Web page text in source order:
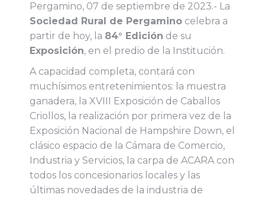
Pergamino, 07 de septiembre de 2023.- La
Sociedad Rural de Pergamino celebra a
partir de hoy, la 84° Edición de su
Exposición, en el predio de la Institución.
A capacidad completa, contará con
muchísimos entretenimientos: la muestra
ganadera, la XVIII Exposición de Caballos
Criollos, la realización por primera vez de la
Exposición Nacional de Hampshire Down, el
clásico espacio de la Cámara de Comercio,
Industria y Servicios, la carpa de ACARA con
todos los concesionarios locales y las
últimas novedades de la industria de